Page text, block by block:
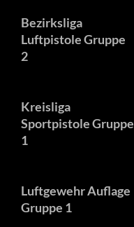
Bezirksliga
Luftpistole Gruppe
2
Kreisliga
Sportpistole Gruppe
1
Luftgewehr Auflage
Gruppe 1